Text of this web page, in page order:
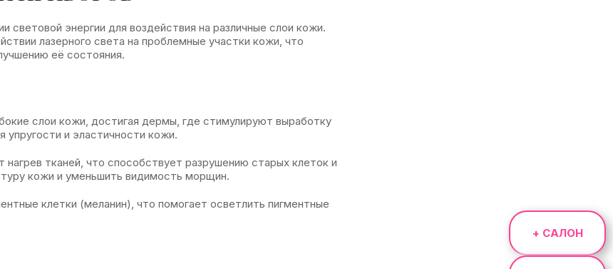
световой энергии для воздействия на различные слои кожи.
лазерного света на проблемные участки кожи, что
её состояния.
слои кожи, достигая дермы, где стимулируют выработку
и эластичности кожи.
нагрев тканей, что способствует разрушению старых клеток и
кожи и уменьшить видимость морщин.
клетки (меланин), что помогает осветлить пигментные
+ САЛОН